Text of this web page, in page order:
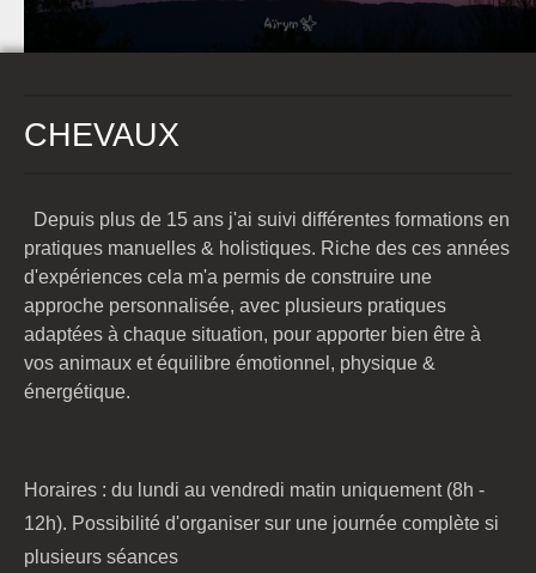
CHEVAUX
Depuis plus de 15 ans j'ai suivi différentes formations en
pratiques manuelles & holistiques. Riche des ces années
d'expériences cela m'a permis de construire une
approche personnalisée, avec plusieurs pratiques
adaptées à chaque situation, pour apporter bien être à
vos animaux et équilibre émotionnel, physique &
énergétique.
Horaires : du lundi au vendredi matin uniquement (8h -
12h). Possibilité d'organiser sur une journée complète si
plusieurs séances